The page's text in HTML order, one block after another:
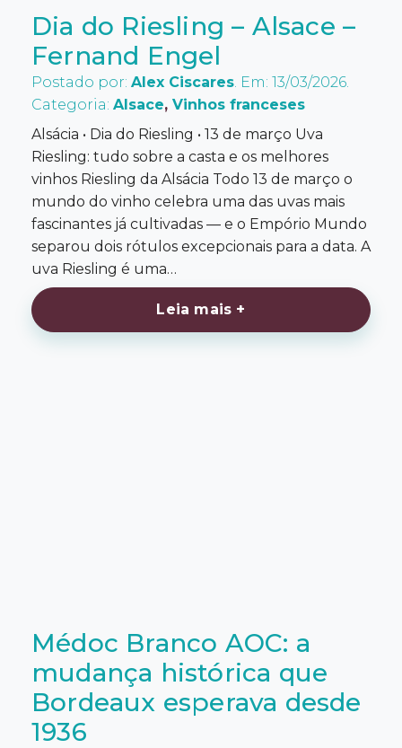
Dia do Riesling – Alsace –
Fernand Engel
Postado por: Alex Ciscares. Em: 13/03/2026.
Categoria: Alsace, Vinhos franceses
Alsácia • Dia do Riesling • 13 de março Uva
Riesling: tudo sobre a casta e os melhores
vinhos Riesling da Alsácia Todo 13 de março o
mundo do vinho celebra uma das uvas mais
fascinantes já cultivadas — e o Empório Mundo
separou dois rótulos excepcionais para a data. A
uva Riesling é uma…
Leia mais +
Médoc Branco AOC: a
mudança histórica que
Bordeaux esperava desde
1936